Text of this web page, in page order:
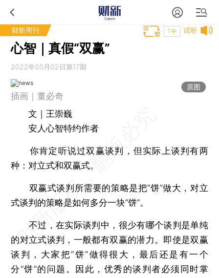
财新周刊 试听
T中
心智｜真假“双赢”
2022年05月02日第17期
原图
插画｜董必奇
文｜王崇巍
安人心智特约作者
你肯定听说过双赢谈判，但实际上谈判有两
种：对立式和双赢式。
双赢式谈判所需要的策略是把“饼”做大，对立
式谈判的策略是如何多分一块“饼”。
不过，在实际谈判中，很少有哪个谈判是单纯
的对立式谈判，一般都有双赢的潜力。即使是双赢
谈判，大家把“饼”做得很大，最后还是有一个
分“饼”的问题。因此，优秀的谈判者必须同时掌